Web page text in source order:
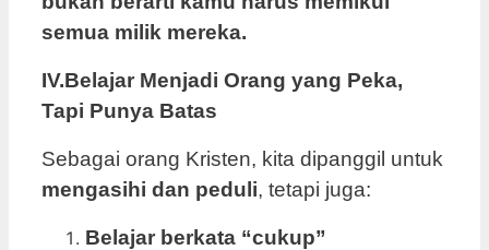
semua milik mereka.
IV.Belajar Menjadi Orang yang Peka,
Tapi Punya Batas
Sebagai orang Kristen, kita dipanggil untuk
mengasihi dan peduli, tetapi juga:
Belajar berkata “cukup”